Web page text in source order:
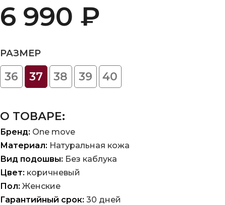
6 990 ₽
РАЗМЕР
36 37 38 39 40
О ТОВАРЕ:
Бренд: One move
Материал: Натуральная кожа
Вид подошвы: Без каблука
Цвет: коричневый
Пол: Женские
Гарантийный срок: 30 дней